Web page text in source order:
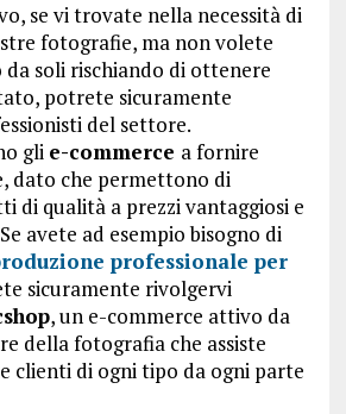
se vi trovate nella necessità di
fotografie, ma non volete
soli rischiando di ottenere
potrete sicuramente
del settore.
gli e-commerce a fornire
dato che permettono di
di qualità a prezzi vantaggiosi e
avete ad esempio bisogno di
professionale per
sicuramente rivolgervi
, un e-commerce attivo da
della fotografia che assiste
clienti di ogni tipo da ogni parte